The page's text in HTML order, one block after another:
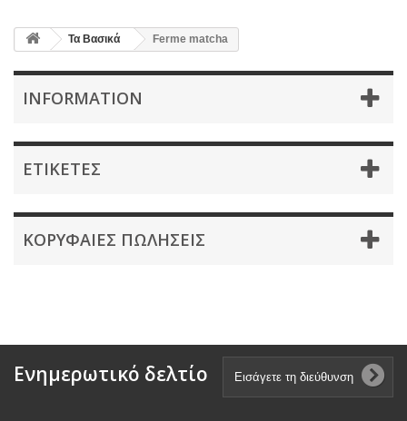
Τα Βασικά Ferme matcha
INFORMATION
ΕΤΙΚΈΤΕΣ
ΚΟΡΥΦΑΊΕΣ ΠΩΛΉΣΕΙΣ
Ενημερωτικό δελτίο